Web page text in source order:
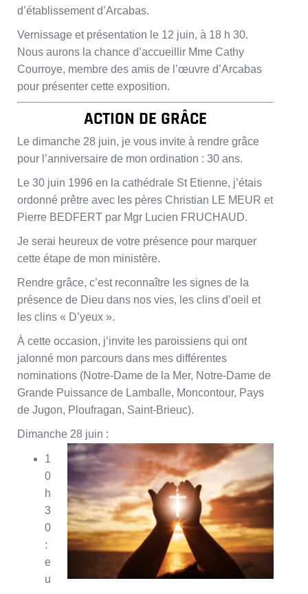
d’établissement d’Arcabas.
Vernissage et présentation le 12 juin, à 18 h 30.
Nous aurons la chance d’accueillir Mme Cathy
Courroye, membre des amis de l’œuvre d’Arcabas
pour présenter cette exposition.
ACTION DE GRÂCE
Le dimanche 28 juin, je vous invite à rendre grâce
pour l’anniversaire de mon ordination : 30 ans.
Le 30 juin 1996 en la cathédrale St Etienne, j’étais
ordonné prêtre avec les pères Christian LE MEUR et
Pierre BEDFERT par Mgr Lucien FRUCHAUD.
Je serai heureux de votre présence pour marquer
cette étape de mon ministère.
Rendre grâce, c’est reconnaître les signes de la
présence de Dieu dans nos vies, les clins d’oeil et
les clins « D’yeux ».
À cette occasion, j’invite les paroissiens qui ont
jalonné mon parcours dans mes différentes
nominations (Notre-Dame de la Mer, Notre-Dame de
Grande Puissance de Lamballe, Moncontour, Pays
de Jugon, Ploufragan, Saint-Brieuc).
Dimanche 28 juin :
1
0
h
3
0
:
e
u